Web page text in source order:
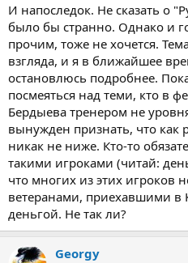
И напоследок. Не сказать о
было бы странно. Однако и
прочим, тоже не хочется.
взгляда, и я в ближайшее
остановлюсь подробнее.
посмеяться над теми, кто в
Бердыева тренером не
вынужден признать, что как
никак не ниже. Кто-то
такими игроками (читай:
что многих из этих игроков
ветеранами, приехавшими в
деньгой. Не так ли?
Georgy